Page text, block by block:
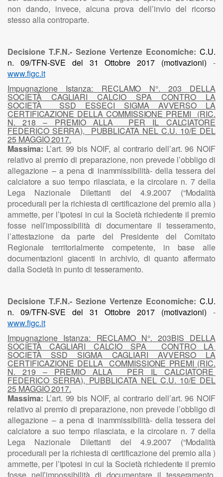
non dando, invece, alcuna prova dell’invio del ricorso
stesso alla controparte.
Decisione T.F.N.- Sezione Vertenze Economiche: C.U.
n. 09/TFN-SVE del 31 Ottobre 2017
(motivazioni)-
www.figc.it
Impugnazione Istanza: RECLAMO N°. 203 DELLA
SOCIETÀ CAGLIARI CALCIO SPACONTRO LA
SOCIETÀSSD ESSECI SIGMA AVVERSO LA
CERTIFICAZIONE DELLA COMMISSIONE PREMI (RIC.
N. 218 – PREMIO ALLA PER IL CALCIATORE
FEDERICO SERRA), PUBBLICATA NELC.U. 10/E DEL
25 MAGGIO2017.
Massima: L’art. 99 bis NOIF, al contrario dell’art. 96 NOIF
relativo al premio di preparazione, non prevede l’obbligo di
allegazione – a pena di inammissibilità- della tesseradel
calciatore asuo tempo rilasciata, e la circolaren. 7della
Lega
Nazionale Dilettanti del4.9.2007
(“Modalità
procedurali per la richiestadi certificazionedel premio alla )
ammette, per l’ipotesi in cui la Società richiedente il premio
fosse nell’impossibilitàdi documentare il tesseramento,
l’attestazione da parte del Presidente del
Comitato
Regionale
territorialmente competente, in base
alle
documentazioni giacenti in archivio, diquanto affermato
dalla Società in punto di tesseramento.
Decisione T.F.N.- Sezione Vertenze Economiche: C.U.
n. 09/TFN-SVE del 31 Ottobre 2017
(motivazioni)-
www.figc.it
Impugnazione Istanza: RECLAMO N°. 203BIS DELLA
SOCIETÀ CAGLIARI CALCIO SPACONTRO LA
SOCIETÀ SSD SIGMA CAGLIARI AVVERSO LA
CERTIFICAZIONE DELLA COMMISSIONE PREMI (RIC.
N.219 – PREMIO ALLA PER IL CALCIATORE
FEDERICO SERRA), PUBBLICATA NEL C.U. 10/E DEL
25 MAGGIO2017.
Massima: L’art. 99 bis NOIF, al contrario dell’art. 96 NOIF
relativo al premio di preparazione, non prevede l’obbligo di
allegazione – a pena di inammissibilità- della tesseradel
calciatore asuo tempo rilasciata, e la circolaren. 7della
Lega
Nazionale Dilettanti del4.9.2007
(“Modalità
procedurali per la richiestadi certificazionedel premio alla )
ammette, per l’ipotesi in cui la Società richiedente il premio